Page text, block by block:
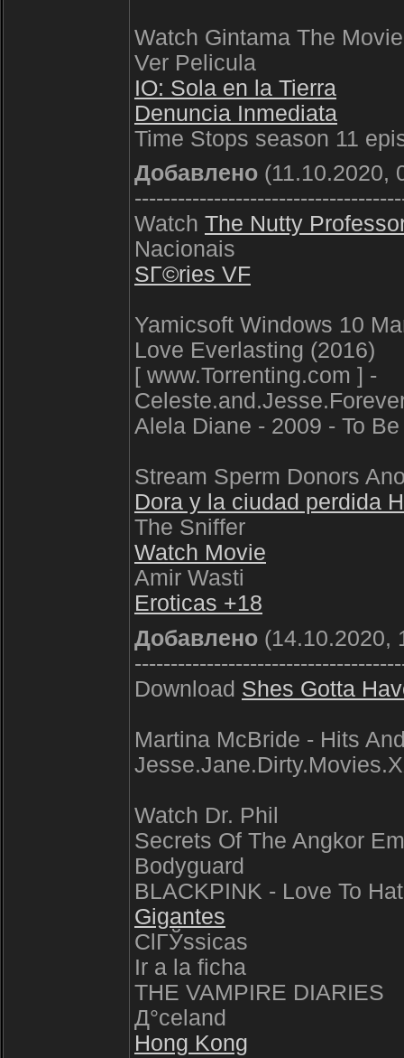
Watch Gintama The Movie
Ver Pelicula
IO: Sola en la Tierra
Denuncia Inmediata
Time Stops season 11
Добавлено (11.10.2020,
Watch The Nutty
Nacionais
SГ©ries VF
Yamicsoft Windows 10
Love Everlasting (2016)
[ www.Torrenting.com ] -
Alela Diane - 2009 - To
Stream Sperm Donors
Dora y la ciudad perdida
The Sniffer
Watch Movie
Amir Wasti
Eroticas +18
Добавлено (14.10.2020,
Download Shes Gotta
Martina McBride - Hits
Watch Dr. Phil
Secrets Of The Angkor
Bodyguard
BLACKPINK - Love To
Gigantes
ClГЎssicas
Ir a la ficha
THE VAMPIRE DIARIES
Д°celand
Hong Kong